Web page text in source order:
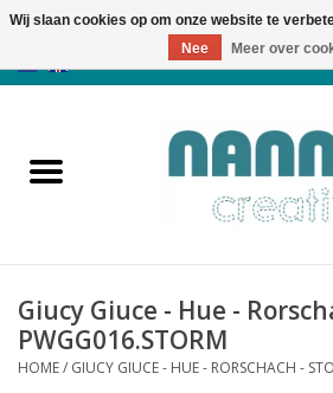
Producten
Nieuws
Herfst & Halloween
Giucy Giuce - Hue -
PWGG016.STORM
HOME/ GIUCY GIUCE - HUE - RORSCHACH -
Wij slaan cookies op om onze website te
Nee
Meer over